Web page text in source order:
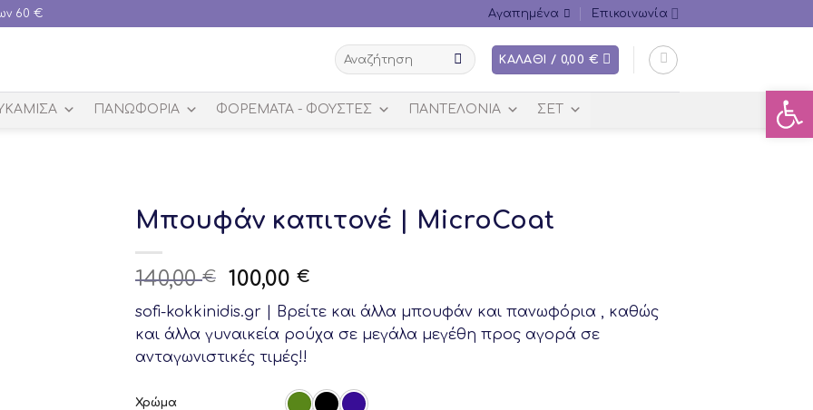
60 € Αγαπημένα Επικοινωνία
Αναζήτηση
για:
ΚΑΛΆΘΙ / 0,00 €
ΠΑΝΩΦΟΡΙΑ ΦΟΡΈΜΑΤΑ - ΦΟΎΣΤΕΣ ΠΑΝΤΕΛΌΝΙΑ ΣΕΤ
Μπουφάν καπιτονέ | ΜicroCoat
140,00€
Original
price
was:
140,00 €.
100,00€Current
price
is:
100,00 €.
sofi-kokkinidis.gr | Bρείτε και άλλα μπουφάν και πανωφόρια , καθώς
και άλλα γυναικεία ρούχα σε μεγάλα μεγέθη προς αγορά σε
ανταγωνιστικές τιμές!!
Χρώμα